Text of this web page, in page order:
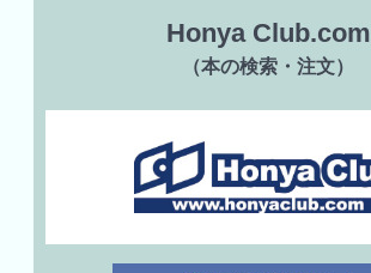
Honya Club.com
（本の検索・注文）